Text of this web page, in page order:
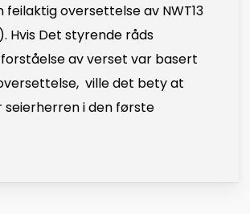
feilaktig oversettelse av NWT13
Hvis Det styrende råds
av verset var basert
ville det bety at
seierherren i den første